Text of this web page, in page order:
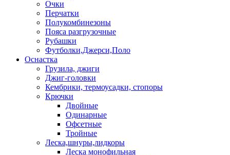
Очки
Перчатки
Полукомбинезоны
Пояса разгрузочные
Рубашки
Футболки,Джерси,Поло
Оснастка
Грузила, джиги
Джиг-головки
Кембрики, термоусадки, стопоры
Крючки
Двойные
Одинарные
Офсетные
Тройные
Леска,шнуры,лидкоры
Леска монофильная